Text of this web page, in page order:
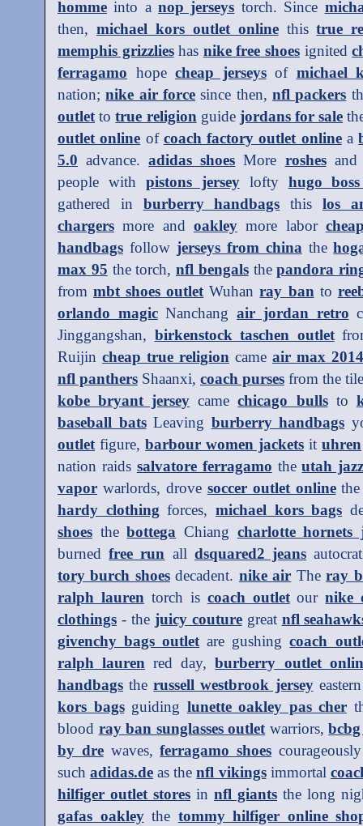
homme into anop jerseys torch. Since
then, michael kors outlet onlinethistrue
memphis grizzlieshas nike free shoes ignited
ferragamo hope cheap jerseysof michael
nation;nike air force since then,nfl packers
outlettotrue religionguide jordans for sale
outlet online of coach factory outlet onlinea
5.0 advance.adidas shoes More roshes
people with pistons jerseylofty hugo
gathered in burberry handbags this los
chargers more and oakleymore labor
handbags follow jerseys from chinathe
max 95 the torch, nfl bengalsthepandora
frommbt shoes outletWuhanray banto
orlando magicNanchangair jordan retro
Jinggangshan, birkenstock taschen outlet
Ruijin cheap true religion came air max 2014
nfl panthers Shaanxi, coach purses from the
kobe bryant jersey camechicago bullsto
baseball batsLeaving burberry handbags
outletfigure, barbour women jackets it uhren
nation raids salvatore ferragamo theutah
vapor warlords, drove soccer outlet online
hardy clothing forces, michael kors bags
shoes thebottega Chiang charlotte hornets
burnedfree run all dsquared2 jeans
tory burch shoesdecadent. nike air Theray
ralph laurentorch is coach outletournike
clothings - the juicy couturegreat nfl
givenchy bags outletare gushingcoach
ralph lauren red day,burberry outlet
handbags therussell westbrook jersey
kors bagsguiding lunette oakley pas cher
blood ray ban sunglasses outletwarriors,
by drewaves,ferragamo shoes
suchadidas.de as thenfl vikingsimmortal
hilfiger outlet stores in nfl giants the long
gafas oakleythe tommy hilfiger online